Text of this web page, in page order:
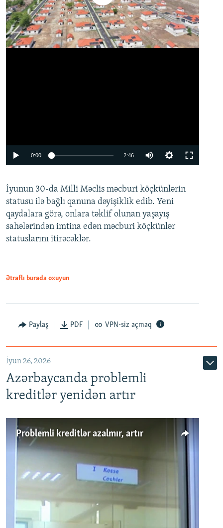
Auto 240p 360p 480p
720p 1080p
0:00 2:46
360p
480p
720p
İyunun 30-da Milli Məclis məcburi köçkünlərin
statusu ilə bağlı qanuna dəyişiklik edib. Yeni
qaydalara görə, onlara təklif olunan yaşayış
sahələrindən imtina edən məcburi köçkünlər
statuslarını itirəcəklər.
Ətraflı burada oxuyun
Paylaş PDF VPN-siz açmaq
İyun 26, 2026
Azərbaycanda problemli
kreditlər yenidən artır
Problemli kreditlər azalmır, artır